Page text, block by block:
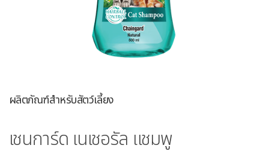
ผลิตภัณฑ์สำหรับสัตว์เลี้ยง
เชนการ์ด เนเชอรัล แชมพู